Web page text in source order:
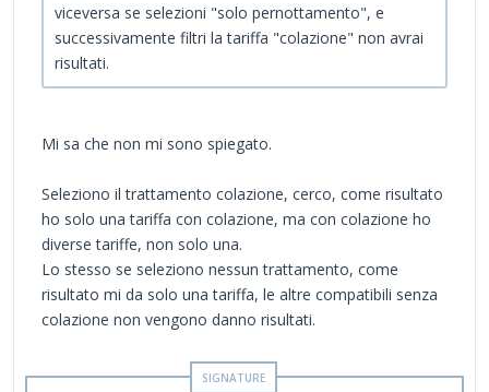
viceversa se selezioni "solo pernottamento", e
successivamente filtri la tariffa "colazione" non avrai
risultati.
Mi sa che non mi sono spiegato.
Seleziono il trattamento colazione, cerco, come risultato
ho solo una tariffa con colazione, ma con colazione ho
diverse tariffe, non solo una.
Lo stesso se seleziono nessun trattamento, come
risultato mi da solo una tariffa, le altre compatibili senza
colazione non vengono danno risultati.